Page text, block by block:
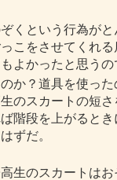
くという行為が
こをさせてくれ
よかったと思う
か？道具を使っ
のスカートの短
階段を上がると
ずだ。
生のスカートはお